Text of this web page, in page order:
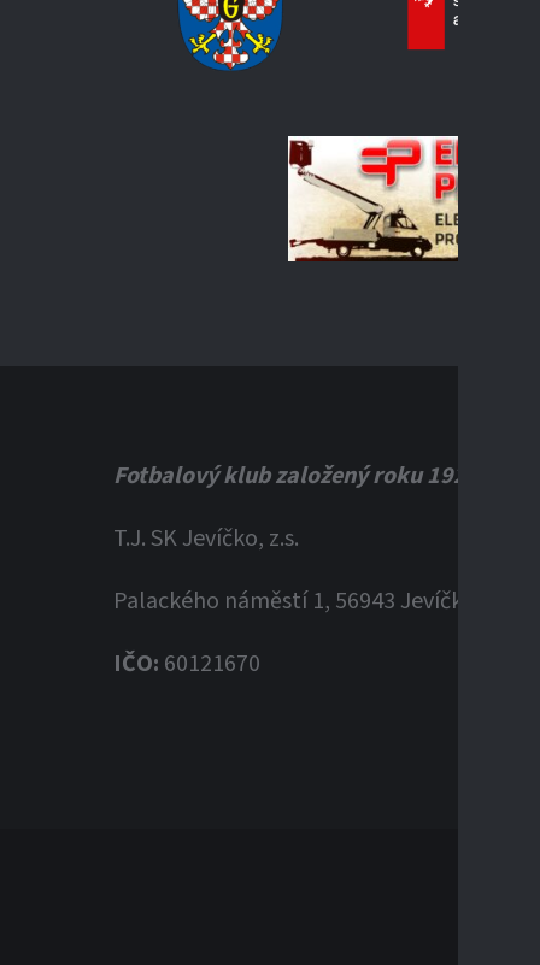
Fotbalový klub založený roku 1920
T.J. SK Jevíčko, z.s.
Palackého náměstí 1, 56943 Jevíčko
IČO: 60121670